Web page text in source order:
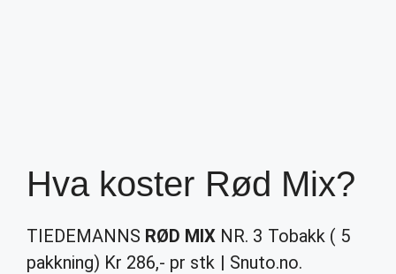
Hva koster Rød Mix?
TIEDEMANNS RØD MIX NR. 3 Tobakk ( 5
pakkning) Kr 286,- pr stk | Snuto.no.